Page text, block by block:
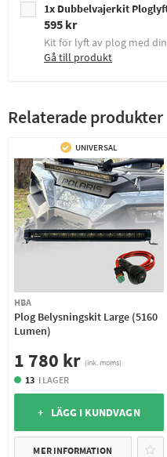
1x Dubbelvajerkit
595 kr
Kit för lyft av plog med din
Gå till produkt
Relaterade produkter
UNIVERSAL
HBA
Plog Belysningskit Large (5160
Lumen)
1 780 kr (ink. moms)
13 I LAGER
+ LÄGG I KUNDVAGN
MER INFORMATION